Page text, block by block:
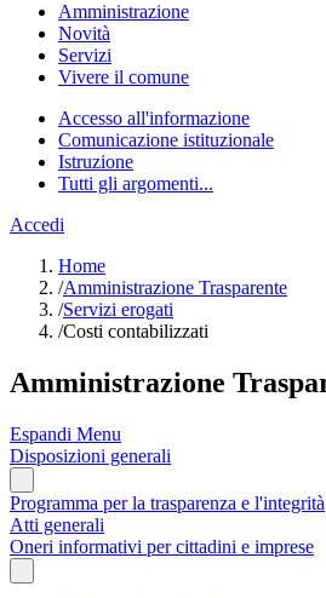
Amministrazione
Novità
Servizi
Vivere il comune
Accesso all'informazione
Comunicazione istituzionale
Istruzione
Tutti gli argomenti...
Accedi
Home
/Amministrazione Trasparente
/Servizi erogati
/Costi contabilizzati
Amministrazione
Espandi Menu
Disposizioni generali
Programma per la trasparenza e l'integrità
Atti generali
Oneri informativi per cittadini e imprese